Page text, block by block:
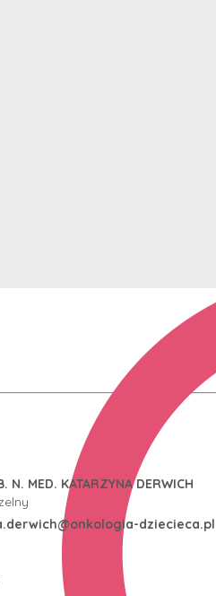
N. MED. KATARZYNA DERWICH
dziecieca.pl